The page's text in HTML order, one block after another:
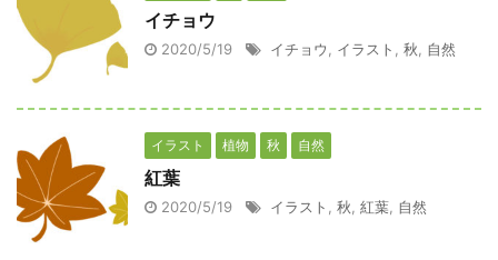
イチョウ
2020/5/19 イチョウ イラスト 秋 自然
イラスト 植物 秋 自然
紅葉
2020/5/19 イラスト 秋 紅葉 自然